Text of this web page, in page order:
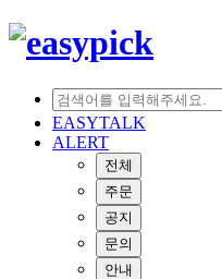
EASYTALK
ALERT
전체
주문
공지
문의
안내